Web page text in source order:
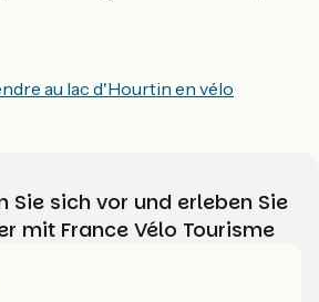
au lac d'Hourtin en vélo
Sie sich vor und erleben Sie
mit France Vélo Tourisme